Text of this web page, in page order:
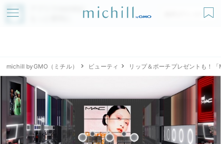
アプリでmichillが
無料ダウンロード
michill byGMO（ミチル） ビューティ リップ＆ポーチプレゼントも！